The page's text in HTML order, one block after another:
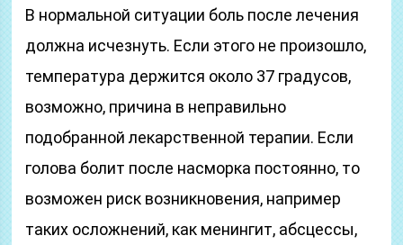
В нормальной ситуации боль после лечения
должна исчезнуть. Если этого не произошло,
температура держится около 37 градусов,
возможно, причина в неправильно
подобранной лекарственной терапии. Если
голова болит после насморка постоянно, то
возможен риск возникновения, например
таких осложнений, как менингит, абсцессы,